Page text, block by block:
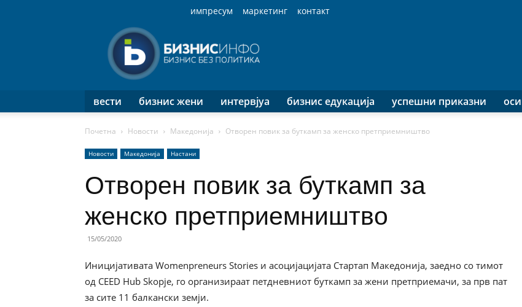
импресум маркетинг
контакт
Инфо
вести бизнис жени интервјуа бизнис едукација успешни приказни
Почетна Новости Македонија Отворен повик за буткамп за женско претприемништво
Новости Македонија Настани
Отворен повик за буткамп за
женско претприемништво
15/05/2020
Иницијативата Womenpreneurs Stories и асоцијацијата Стартап Македонија, заедно со тимот
од CEED Hub Skopje, го организираат петдневниот буткамп за жени претприемачи, за прв пат
за сите 11 балкански земји.